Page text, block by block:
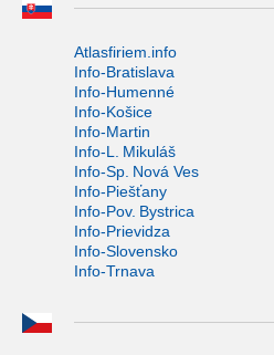
Atlasfiriem.info
Info-Bratislava
Info-Humenné
Info-Košice
Info-Martin
Info-L. Mikuláš
Info-Sp. Nová Ves
Info-Piešťany
Info-Pov. Bystrica
Info-Prievidza
Info-Slovensko
Info-Trnava